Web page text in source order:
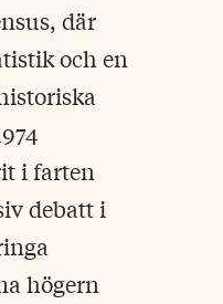
där
och en
i farten
debatt i
högern